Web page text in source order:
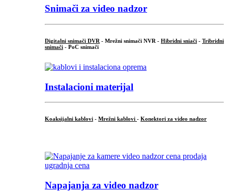
Snimači za video nadzor
Digitalni snimači DVR - Mrežni snimači NVR - Hibridni sniači - Tribridni
snimači - PoC snimači
Instalacioni materijal
Koaksijalni kablovi - Mrežni kablovi - Konektori za video nadzor
Napajanja za video nadzor